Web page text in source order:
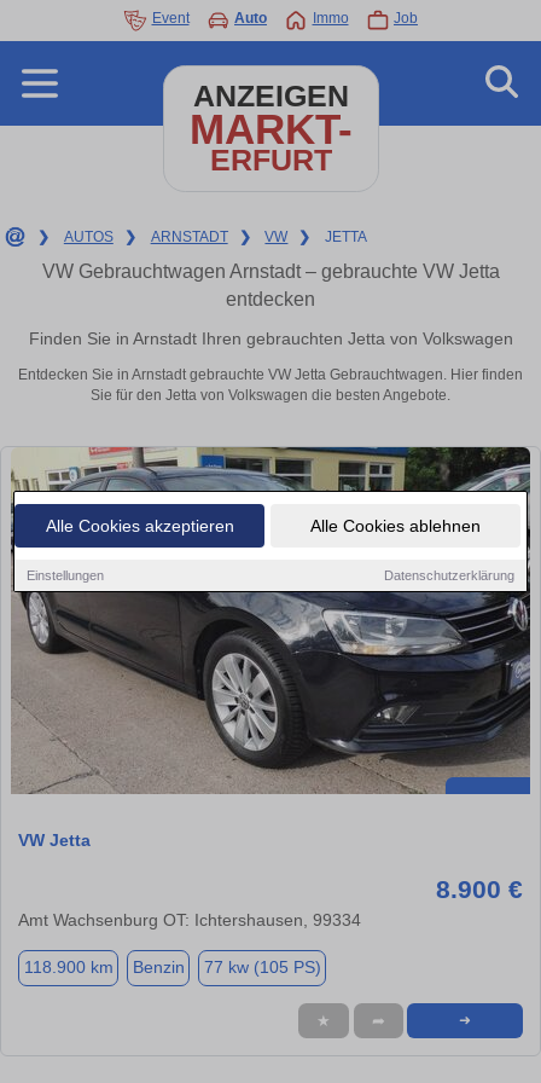
Alle Cookies akzeptieren Alle Cookies ablehnen
Einstellungen Datenschutzerklärung
Event Auto Immo Job
ANZEIGEN
MARKT-
ERFURT
❯ AUTOS ❯ ARNSTADT ❯ VW ❯ JETTA
VW Gebrauchtwagen Arnstadt – gebrauchte VW Jetta
entdecken
Finden Sie in Arnstadt Ihren gebrauchten Jetta von Volkswagen
Entdecken Sie in Arnstadt gebrauchte VW Jetta Gebrauchtwagen. Hier finden
Sie für den Jetta von Volkswagen die besten Angebote.
VW Jetta
8.900 €
Amt Wachsenburg OT: Ichtershausen, 99334
118.900 km Benzin 77 kw (105 PS)
★ ➦ ➜